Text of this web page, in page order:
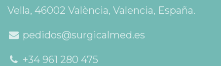
Vella, 46002 València, Valencia, España.
pedidos@surgicalmed.es
+34 961 280 475